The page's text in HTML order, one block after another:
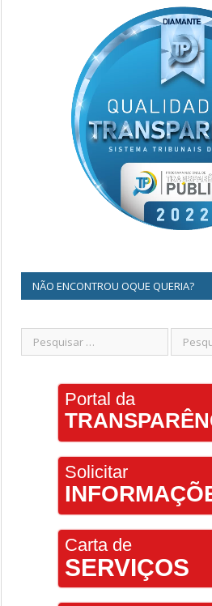
NÃO ENCONTROU OQUE QUERIA?
Portal da
Solicitar
Carta de
SERVIÇOS